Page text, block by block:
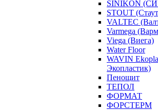
SINIKON
STOUT
VALTEC
Varmega
Viega (Виега)
Water Floor
WAVIN
Экопластик)
Пенощит
ТЕПОЛ
ФОРМАТ
ФОРСТЕРМ